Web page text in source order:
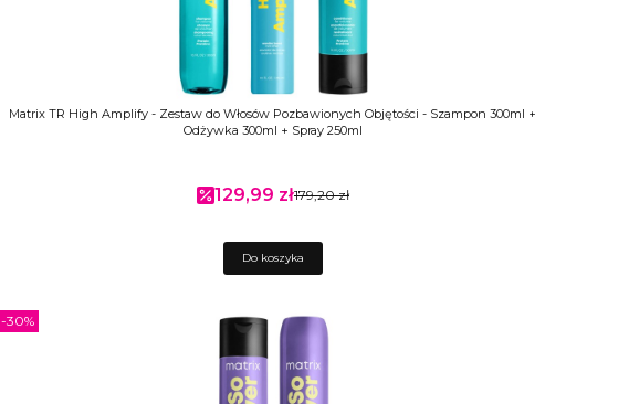
Matrix TR High Amplify - Zestaw do Włosów Pozbawionych Objętości - Szampon 300ml +
Odżywka 300ml + Spray 250ml
Cena promocyjna
129,99 zł179,20 zł
Do koszyka
-30%